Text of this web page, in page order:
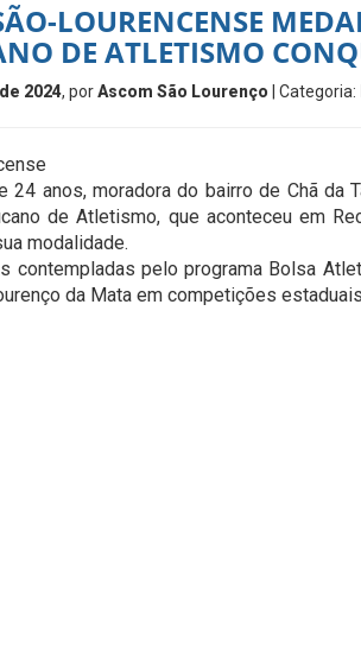
LOURENCENSE
DE ATLETISMO
2024, porAscom São Lourenço | Categoria:
24 anos, moradora do bairro de Chã da
de Atletismo, que aconteceu em
modalidade.
contempladas pelo programa Bolsa
da Mata em competições